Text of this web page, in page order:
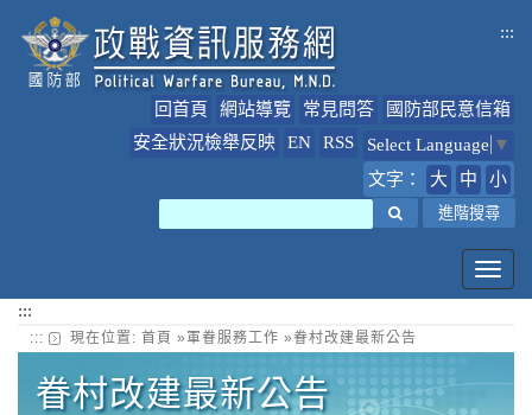
:::
回首頁 網站導覽 常見問答
國防部民意信箱
安全狀況檢舉反映
EN RSS Select Language ▼
文字：
大 中 小
進階搜尋
:::
::: 現在位置: 首頁 »軍眷服務工作 »眷村改建最新公告
眷村改建最新公告